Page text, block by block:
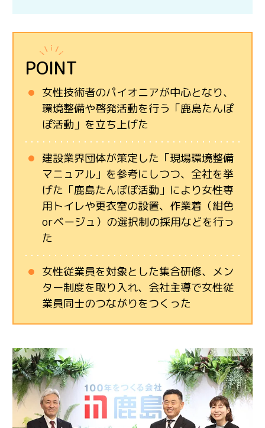
POINT
女性技術者のパイオニアが中心となり、
環境整備や啓発活動を行う「鹿島たんぽ
ぽ活動」を立ち上げた
建設業界団体が策定した「現場環境整備
マニュアル」を参考にしつつ、全社を挙
げた「鹿島たんぽぽ活動」により女性専
用トイレや更衣室の設置、作業着（紺色
orベージュ）の選択制の採用などを行っ
た
女性従業員を対象とした集合研修、メン
ター制度を取り入れ、会社主導で女性従
業員同士のつながりをつくった